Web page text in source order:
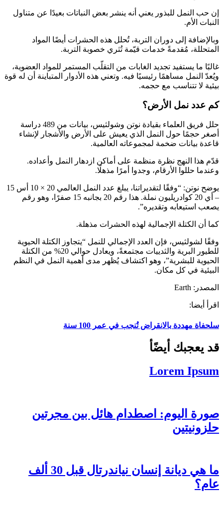
إن حب النمل للبذور يعني أنه ينشر بعض النباتات بعيدًا عن متناول
النبات الأم.
وبالإضافة إلى دوران التربة، تُحلل هذه الحشرات أيضًا المواد
المتحللة، مُقدمةً خدمات قيّمة تُثري خصوبة التربة.
غالبًا ما يستفيد تجديد الغابات من التقلّب المستمر للمواد العضوية،
ويُعدّ النمل مساهمًا رئيسيًا فيه. وتعني هذه الأدوار المتباينة أن له قوة
بيئية لا تتناسب مع حجمه.
كم عدد نمل الأرض؟
حلل فريق العلماء بقيادة نوتن وشولثيس، بيانات من 489 دراسة
أصغر حجمًا حول النمل الذي يعيش على الأرض والأشجار لإنشاء
قاعدة بيانات ضخمة لمجموعاته العالمية.
قدّم هذا النهج نظرة منظمة على أماكن ازدهار النمل وأعداده.
وعندما حللوا الأرقام، وجدوا أمرًا مذهلًا.
يوضح نوتن: “وفقًا لتقديراتنا، يبلغ عدد النمل العالمي 20 × 10 أس 15
– أي 20 كوادريليون نملة. هذا رقم 20 بجانبه 15 صفرًا، وهو رقم
يصعب استيعابه وتقديره”.
كما أن الكتلة الإجمالية لهذه الحشرات مذهلة.
وفقًا لشولثيس، فإن العدد الإجمالي للنمل “يتجاوز الكتلة الحيوية
للطيور البرية والثدييات مجتمعةً، ويعادل حوالي 20% من الكتلة
الحيوية للبشرية”، وهو اكتشاف يُظهر مدى أهمية النمل في النظم
البيئية في كل مكان.
المصدر: Earth
اقرأ أيضا:
سلحفاة مهددة بالانقراض تُنجب في عمر 100 سنة
قد يعجبك أيضًأ
Lorem Ipsum
صورة اليوم: اصطدام هائل بين مجرتين
حلزونيتين
ما هي ديانة إنسان نياندرتال قبل 30 ألف
عام؟